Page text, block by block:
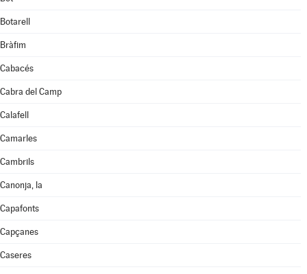
Botarell
Bràfim
Cabacés
Cabra del Camp
Calafell
Camarles
Cambrils
Canonja, la
Capafonts
Capçanes
Caseres